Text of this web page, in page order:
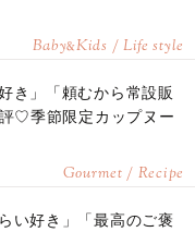
Baby&Kids / Life style
き」「頼むから常設販
♡季節限定カップヌー
Gourmet / Recipe
い好き」「最高のご褒